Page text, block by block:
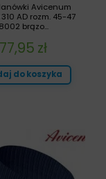
Avicenum
310 AD rozm. 45-47
8002 brązo...
77,95 zł
do koszyka